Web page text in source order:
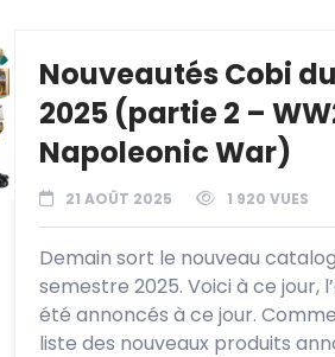
Nouveautés Cobi
2025 (partie 2 –
Napoleonic War)
21 AOÛT 2025 1 920 VUES
Demain sort le nouveau
semestre 2025. Voici à ce jour,
été annoncés à ce jour.
liste des nouveaux produits